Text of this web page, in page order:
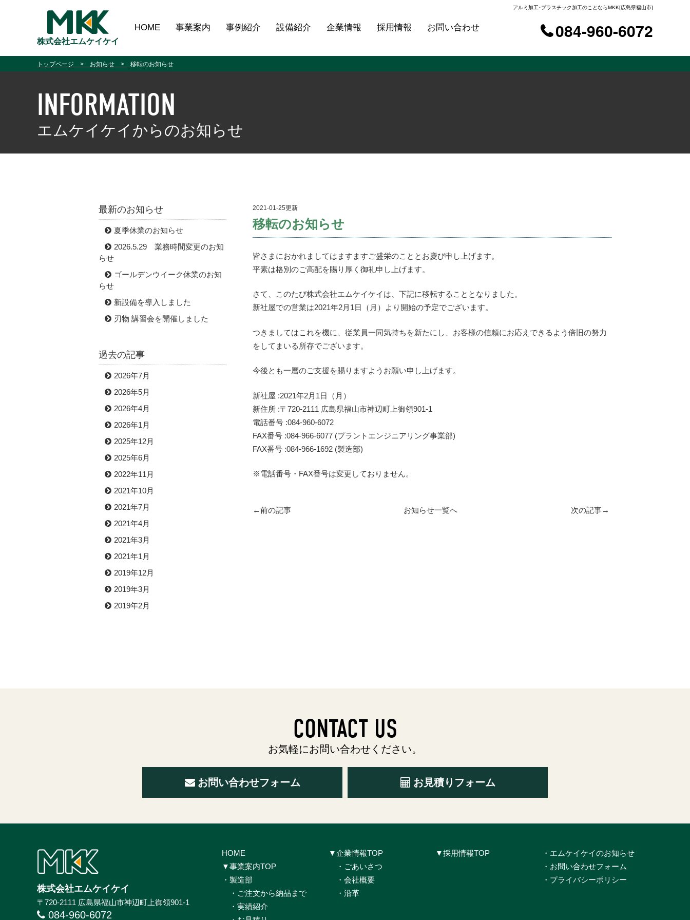
アルミ加工･プラスチック加工のことならMKK[広島県福山市]
株式会社エムケイケイ 084-960-6072
HOME 事業案内 事例紹介 設備紹介 企業情報 採用情報 お問い合わせ
トップページ お知らせ 移転のお知らせ
INFORMATION
エムケイケイからのお知らせ
2021-01-25更新
移転のお知らせ
皆さまにおかれましてはますますご盛栄のこととお慶び申し上げます。
平素は格別のご高配を賜り厚く御礼申し上げます。
さて、このたび株式会社エムケイケイは、下記に移転することとなりました。
新社屋での営業は2021年2月1日（月）より開始の予定でございます。
つきましてはこれを機に、従業員一同気持ちを新たにし、お客様の信頼にお応えできるよう倍旧の努力
をしてまいる所存でございます。
今後とも一層のご支援を賜りますようお願い申し上げます。
新社屋 :2021年2月1日（月）
新住所 :〒720-2111 広島県福山市神辺町上御領901-1
電話番号 :084-960-6072
FAX番号 :084-966-6077 (プラントエンジニアリング事業部)
FAX番号 :084-966-1692 (製造部)
※電話番号・FAX番号は変更しておりません。
←前の記事
お知らせ一覧へ
次の記事→
最新のお知らせ
夏季休業のお知らせ
2026.5.29 業務時間変更のお知
らせ
ゴールデンウイーク休業のお知
らせ
新設備を導入しました
刃物 講習会を開催しました
過去の記事
2026年7月
2026年5月
2026年4月
2026年1月
2025年12月
2025年6月
2022年11月
2021年10月
2021年7月
2021年4月
2021年3月
2021年1月
2019年12月
2019年3月
2019年2月
CONTACT US
お気軽にお問い合わせください。
お問い合わせフォーム お見積りフォーム
株式会社エムケイケイ
〒720-2111 広島県福山市神辺町上御領901-1
084-960-6072
HOME
▼事業案内TOP
・製造部
・ご注文から納品まで
・実績紹介
▼企業情報TOP
・ごあいさつ
・会社概要
・沿革
▼採用情報TOP
・エムケイケイのお知らせ
・お問い合わせフォーム
・プライバシーポリシー